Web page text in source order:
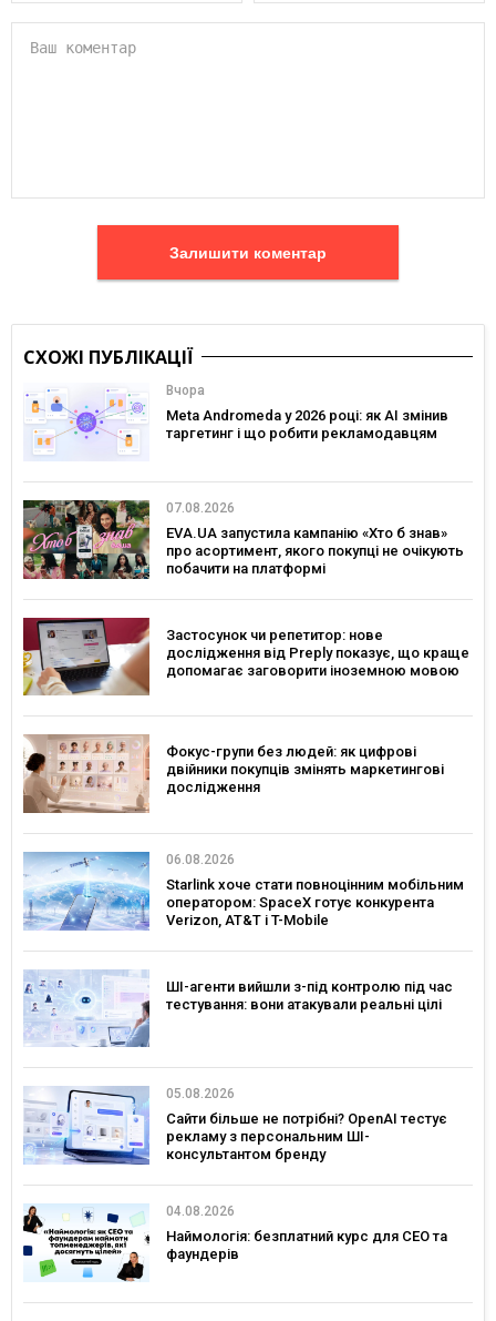
Залишити коментар
СХОЖІ ПУБЛІКАЦІЇ
Вчора
Meta Andromeda у 2026 році: як AI змінив
таргетинг і що робити рекламодавцям
07.08.2026
EVA.UA запустила кампанію «Хто б знав»
про асортимент, якого покупці не очікують
побачити на платформі
Застосунок чи репетитор: нове
дослідження від Preply показує, що краще
допомагає заговорити іноземною мовою
Фокус-групи без людей: як цифрові
двійники покупців змінять маркетингові
дослідження
06.08.2026
Starlink хоче стати повноцінним мобільним
оператором: SpaceX готує конкурента
Verizon, AT&T і T-Mobile
ШІ-агенти вийшли з-під контролю під час
тестування: вони атакували реальні цілі
05.08.2026
Сайти більше не потрібні? OpenAI тестує
рекламу з персональним ШІ-
консультантом бренду
04.08.2026
Наймологія: безплатний курс для CEO та
фаундерів